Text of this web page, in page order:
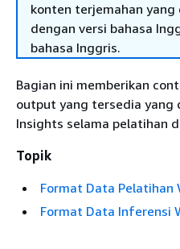
konten terjemahan
dengan versi bahasa
bahasa Inggris.
Bagian ini memberikan
output yang tersedia yang
Insights selama pelatihan
Topik
Format Data Pelatihan
Format Data Inferensi